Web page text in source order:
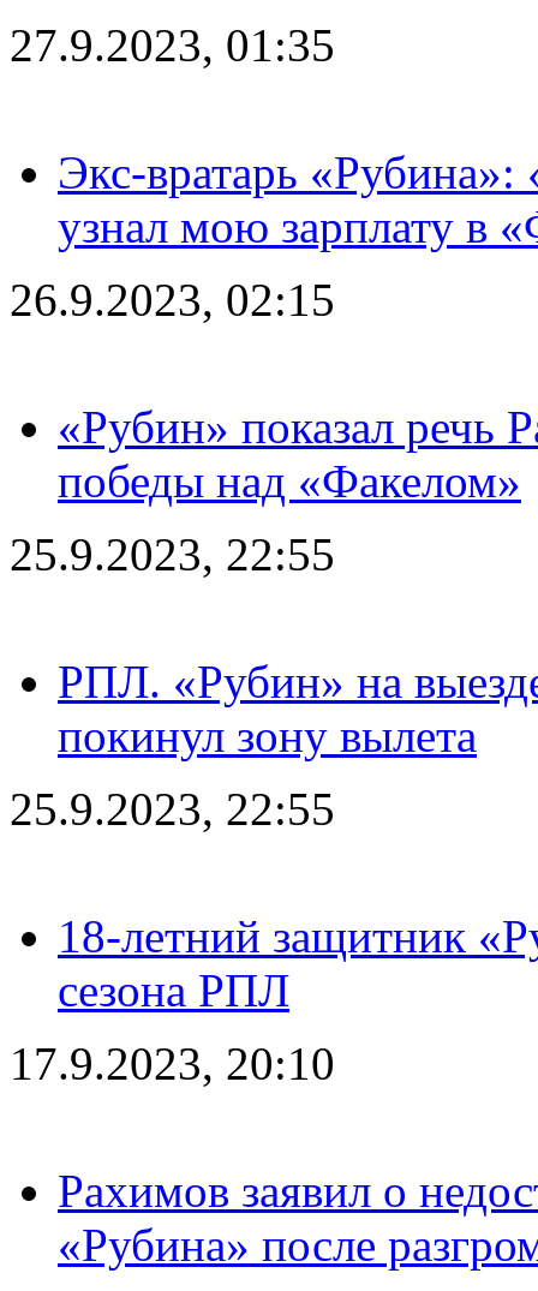
27.9.2023, 01:35
Экс-вратарь «Рубина»:
узнал мою зарплату в
26.9.2023, 02:15
«Рубин» показал речь
победы над «Факелом»
25.9.2023, 22:55
РПЛ. «Рубин» на
покинул зону вылета
25.9.2023, 22:55
18-летний защитник
сезона РПЛ
17.9.2023, 20:10
Рахимов заявил о
«Рубина» после